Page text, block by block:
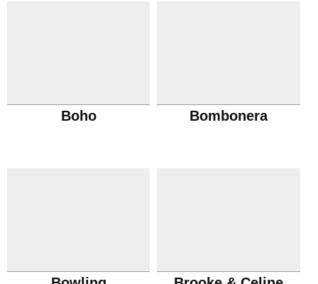
Boho Bombonera